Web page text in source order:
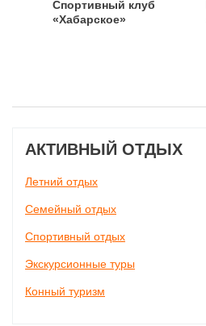
Спортивный клуб
«Хабарское»
АКТИВНЫЙ ОТДЫХ
Летний отдых
Семейный отдых
Спортивный отдых
Экскурсионные туры
Конный туризм